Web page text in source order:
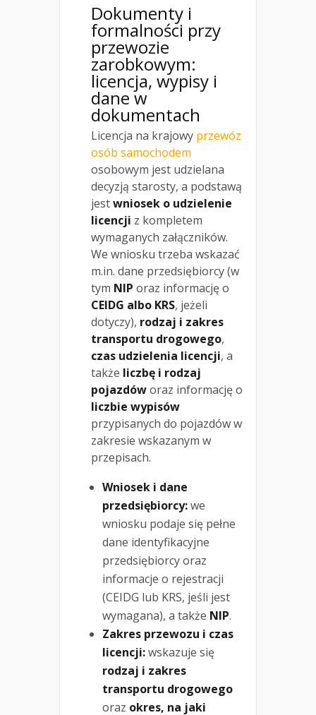
Dokumenty i
formalności przy
przewozie
zarobkowym:
licencja, wypisy i
dane w
dokumentach
Licencja na krajowy przewóz
osób samochodem
osobowym jest udzielana
decyzją starosty, a podstawą
jestwniosek o udzielenie
licencji z kompletem
wymaganych załączników.
We wniosku trzeba wskazać
m.in. dane przedsiębiorcy (w
tym NIP oraz informację o
CEIDG albo KRS, jeżeli
dotyczy), rodzaj i zakres
transportu drogowego,
czas udzielenia licencji, a
także liczbę i rodzaj
pojazdóworaz informację o
liczbie wypisów
przypisanych do pojazdów w
zakresie wskazanym w
przepisach.
Wniosek i dane
przedsiębiorcy:we
wniosku podaje się pełne
dane identyfikacyjne
przedsiębiorcy oraz
informacje o rejestracji
(CEIDG lub KRS, jeśli jest
wymagana), a także NIP.
Zakres przewozu i czas
licencji:wskazuje się
rodzaj i zakres
transportu drogowego
oraz okres, na jaki